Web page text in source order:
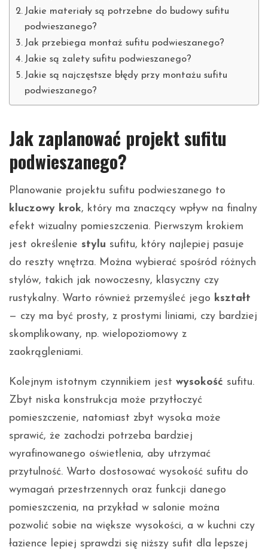
Jakie materiały są potrzebne do budowy sufitu
podwieszanego?
Jak przebiega montaż sufitu podwieszanego?
Jakie są zalety sufitu podwieszanego?
Jakie są najczęstsze błędy przy montażu sufitu
podwieszanego?
Jak zaplanować projekt sufitu
podwieszanego?
Planowanie projektu sufitu podwieszanego to
kluczowy krok, który ma znaczący wpływ na finalny
efekt wizualny pomieszczenia. Pierwszym krokiem
jest określenie stylu sufitu, który najlepiej pasuje
do reszty wnętrza. Można wybierać spośród różnych
stylów, takich jak nowoczesny, klasyczny czy
rustykalny. Warto również przemyśleć jego kształt
— czy ma być prosty, z prostymi liniami, czy bardziej
skomplikowany, np. wielopoziomowy z
zaokrągleniami.
Kolejnym istotnym czynnikiem jest wysokość sufitu.
Zbyt niska konstrukcja może przytłoczyć
pomieszczenie, natomiast zbyt wysoka może
sprawić, że zachodzi potrzeba bardziej
wyrafinowanego oświetlenia, aby utrzymać
przytulność. Warto dostosować wysokość sufitu do
wymagań przestrzennych oraz funkcji danego
pomieszczenia, na przykład w salonie można
pozwolić sobie na większe wysokości, a w kuchni czy
łazience lepiej sprawdzi się niższy sufit dla lepszej